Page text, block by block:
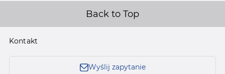
Back to Top
Kontakt
Wyślij zapytanie